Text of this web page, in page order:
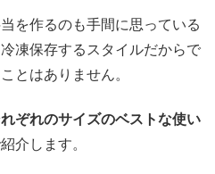
を作るのも手間に思っている
凍保存するスタイルだからで
とはありません。
ぞれのサイズのベストな使い
介します。